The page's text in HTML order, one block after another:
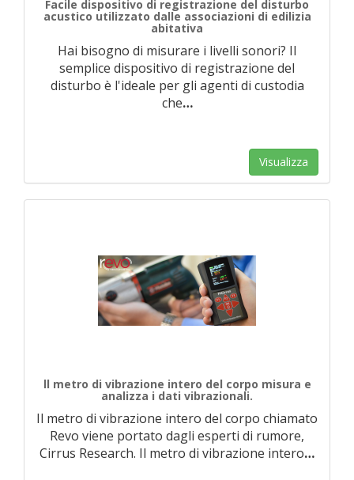
Facile dispositivo di registrazione del disturbo
acustico utilizzato dalle associazioni di edilizia
abitativa
Hai bisogno di misurare i livelli sonori? Il
semplice dispositivo di registrazione del
disturbo è l'ideale per gli agenti di custodia
che…
Visualizza
ll metro di vibrazione intero del corpo misura e
analizza i dati vibrazionali.
Il metro di vibrazione intero del corpo chiamato
Revo viene portato dagli esperti di rumore,
Cirrus Research. Il metro di vibrazione intero…